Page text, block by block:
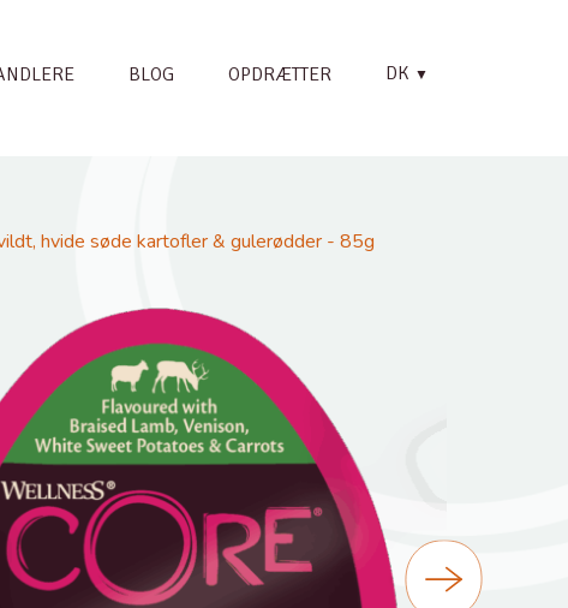
BLOG OPDRÆTTER DK ▼
hvide søde kartofler & gulerødder - 85g